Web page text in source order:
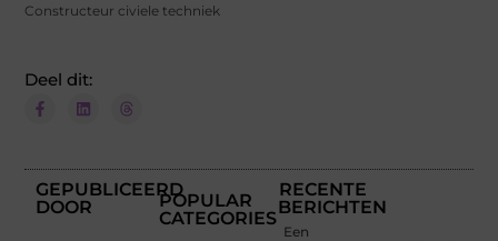
Constructeur civiele techniek
Deel dit:
GEPUBLICEERD
DOOR
POPULAR
CATEGORIES
RECENTE
BERICHTEN
Een